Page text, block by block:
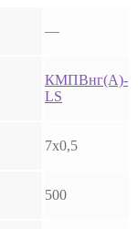
—
КМПВнг(А)-
LS
7х0,5
500